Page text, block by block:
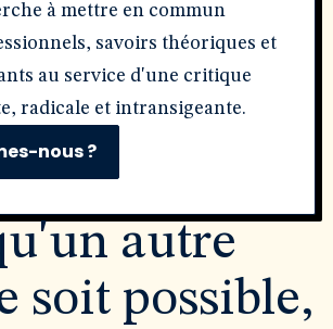
à mettre en commun
savoirs théoriques et
au service d'une critique
radicale et intransigeante.
nous ?
autre
soit possible,